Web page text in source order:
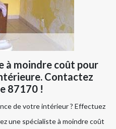
à moindre coût pour
Contactez
87170 !
de votre intérieur ? Effectuez
une spécialiste à moindre coût